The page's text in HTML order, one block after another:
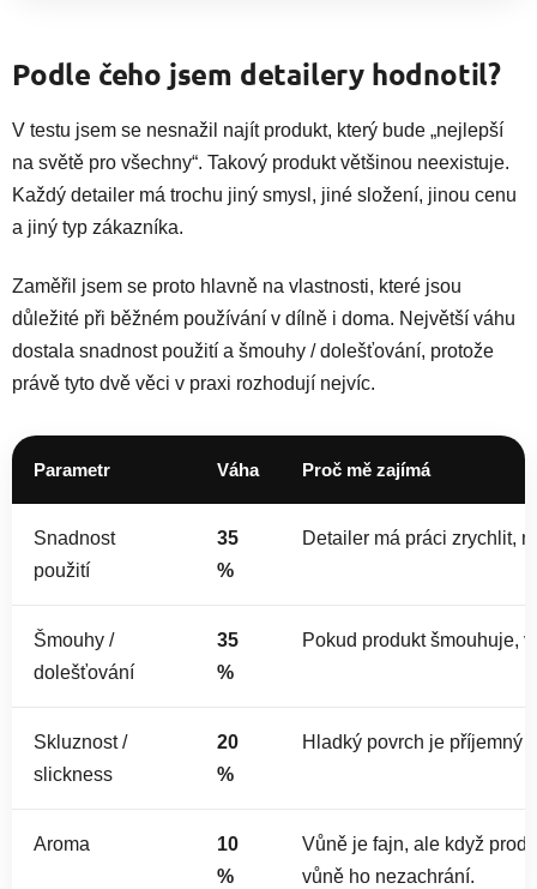
Podle čeho jsem detailery hodnotil?
V testu jsem se nesnažil najít produkt, který bude „nejlepší
na světě pro všechny“. Takový produkt většinou neexistuje.
Každý detailer má trochu jiný smysl, jiné složení, jinou cenu
a jiný typ zákazníka.
Zaměřil jsem se proto hlavně na vlastnosti, které jsou
důležité při běžném používání v dílně i doma. Největší váhu
dostala snadnost použití a šmouhy / dolešťování, protože
právě tyto dvě věci v praxi rozhodují nejvíc.
Parametr Váha Proč mě zajímá
Snadnost
použití
35
%
Detailer má práci zrychlit,
Šmouhy /
dolešťování
35
%
Pokud produkt šmouhuje,
Skluznost /
slickness
20
%
Hladký povrch je příjemný
Aroma
10
%
Vůně je fajn, ale když
vůně ho nezachrání.